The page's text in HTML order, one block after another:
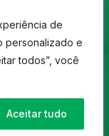
de
personalizado e
todos”, você
Aceitar tudo